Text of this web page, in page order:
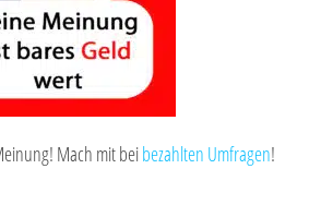
Mach mit beibezahlten Umfragen!